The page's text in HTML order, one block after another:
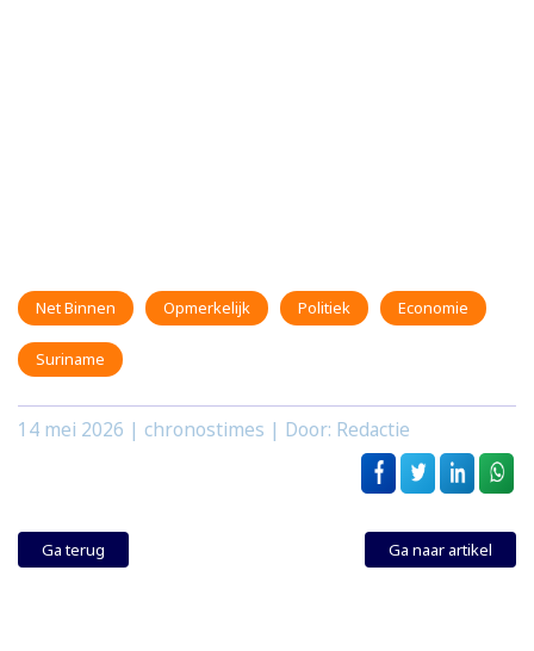
Net Binnen Opmerkelijk Politiek Economie
Suriname
14 mei 2026 | chronostimes | Door: Redactie
Ga terug Ga naar artikel